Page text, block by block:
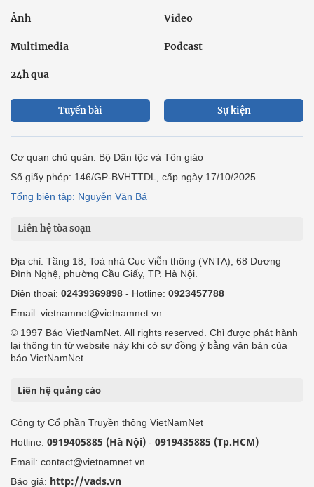
Ảnh Video
Multimedia Podcast
24h qua
Tuyến bài Sự kiện
Cơ quan chủ quản: Bộ Dân tộc và Tôn giáo
Số giấy phép: 146/GP-BVHTTDL, cấp ngày 17/10/2025
Tổng biên tập: Nguyễn Văn Bá
Liên hệ tòa soạn
Địa chỉ: Tầng 18, Toà nhà Cục Viễn thông (VNTA), 68 Dương
Đình Nghệ, phường Cầu Giấy, TP. Hà Nội.
Điện thoại: 02439369898 - Hotline: 0923457788
Email: vietnamnet@vietnamnet.vn
© 1997 Báo VietNamNet. All rights reserved. Chỉ được phát hành
lại thông tin từ website này khi có sự đồng ý bằng văn bản của
báo VietNamNet.
Liên hệ quảng cáo
Công ty Cổ phần Truyền thông VietNamNet
Hotline: 0919405885 (Hà Nội) - 0919435885 (Tp.HCM)
Email: contact@vietnamnet.vn
Báo giá: http://vads.vn